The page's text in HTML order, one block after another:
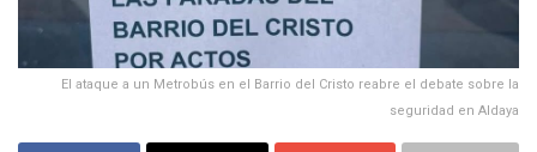
El ataque a un Metrobús en el Barrio del Cristo reabre el debate sobre la
seguridad en Aldaya